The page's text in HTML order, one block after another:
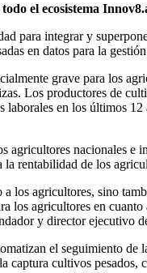
el ecosistema
para integrar y
en datos para la
grave para los
Los productores de
laborales en los últimos 12
agricultores nacionales
la rentabilidad de los
los agricultores, sino
los agricultores en
y director ejecutivo
el seguimiento
cultivos